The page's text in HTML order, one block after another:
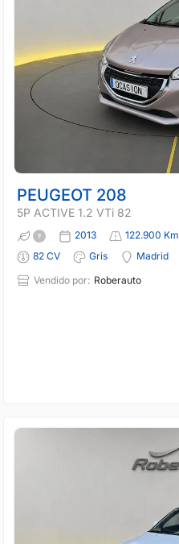
PEUGEOT 208
5P ACTIVE 1.2 VTi 82
2013 122.900 Km
82 CV
Gris
Madrid
Vendido por: Roberauto